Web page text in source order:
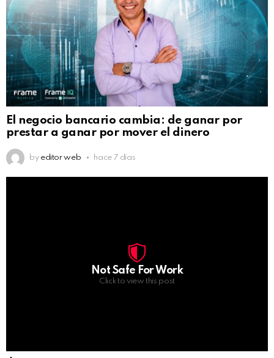
El negocio bancario cambia: de ganar por
prestar a ganar por mover el dinero
by editor web hace 7 días
Not Safe For Work
Click to view this post